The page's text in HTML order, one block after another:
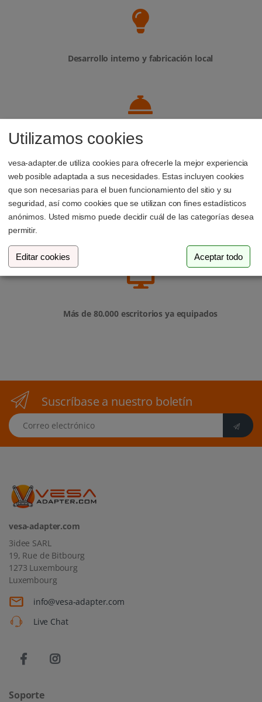
Desarrollo interno y fabricación local
Atención personalizada: nuestro equipo de soporte
Más de 80.000 escritorios ya equipados
Suscríbase a nuestro boletín
Correo electrónico
vesa-adapter.com
3idee SARL
19, Rue de Bitbourg
1273 Luxembourg
Luxembourg
info@vesa-adapter.com
Live Chat
Soporte
Utilizamos cookies
vesa-adapter.de utiliza cookies para ofrecerle la mejor experiencia
web posible adaptada a sus necesidades. Estas incluyen cookies
que son necesarias para el buen funcionamiento del sitio y su
seguridad, así como cookies que se utilizan con fines estadísticos
anónimos. Usted mismo puede decidir cuál de las categorías desea
permitir.
Editar cookies Aceptar todo